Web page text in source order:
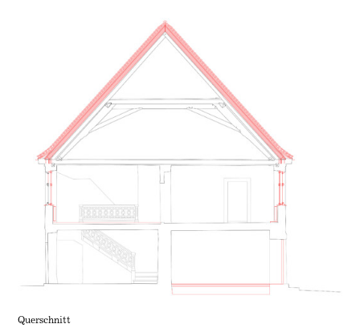
Querschnitt